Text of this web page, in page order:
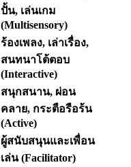
ปั้น, เล่นเกม
(Multisensory)
ร้องเพลง, เล่าเรื่อง,
สนทนาโต้ตอบ
(Interactive)
สนุกสนาน, ผ่อน
คลาย, กระตือรือร้น
(Active)
ผู้สนับสนุนและเพื่อน
เล่น (Facilitator)